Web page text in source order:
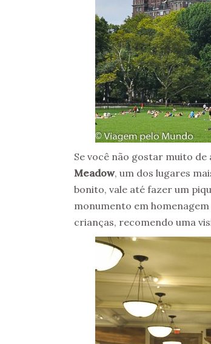
Se você não gostar muito
Meadow, um dos lugares
bonito, vale até fazer um
monumento em homenagem
crianças, recomendo uma